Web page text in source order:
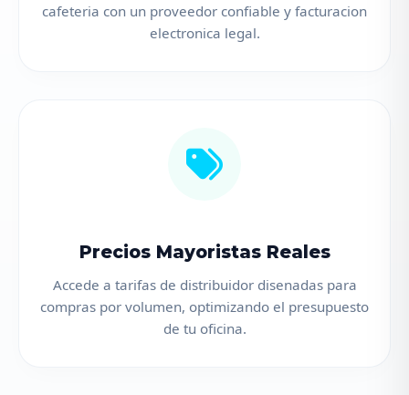
cafeteria con un proveedor confiable y facturacion
electronica legal.
Precios Mayoristas Reales
Accede a tarifas de distribuidor disenadas para
compras por volumen, optimizando el presupuesto
de tu oficina.